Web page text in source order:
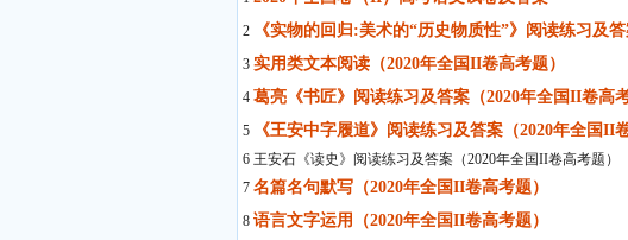
2 《实物的回归:美术的“历史物质性”》阅读练习及
3 实用类文本阅读（2020年全国II卷高考题）
4 葛亮《书匠》阅读练习及答案（2020年全国II卷高考
5 《王安中字履道》阅读练习及答案（2020年全国II
6 王安石《读史》阅读练习及答案（2020年全国II卷高考题）
7 名篇名句默写（2020年全国II卷高考题）
8 语言文字运用（2020年全国II卷高考题）